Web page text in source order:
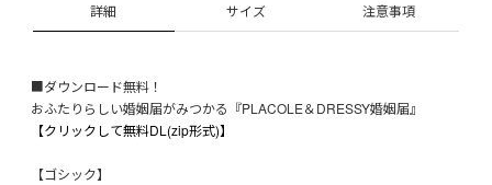
詳細 サイズ 注意事項
■ダウンロード無料！
おふたりらしい婚姻届がみつかる『PLACOLE＆DRESSY婚姻届』
【クリックして無料DL(zip形式)】
【ゴシック】